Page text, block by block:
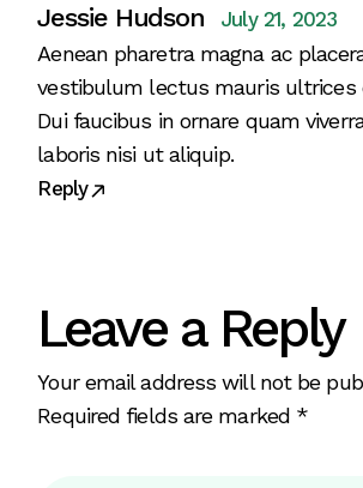
Jessie Hudson July 21, 2023
Aenean pharetra magna ac
vestibulum lectus mauris ultrices
Dui faucibus in ornare quam
laboris nisi ut aliquip.
Reply
Leave a Reply
Your email address will not be
Required fields are marked *